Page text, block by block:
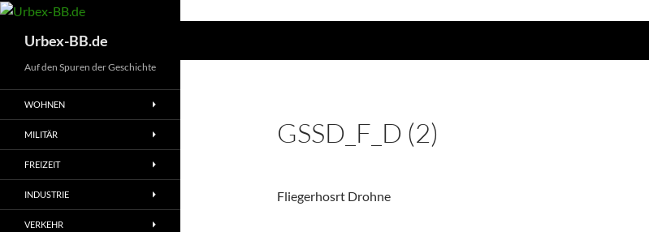
Urbex-BB.de
GSSD_F_D (2)
Fliegerhosrt Drohne
Auf den Spuren der Geschichte
WOHNEN
MILITÄR
FREIZEIT
INDUSTRIE
VERKEHR